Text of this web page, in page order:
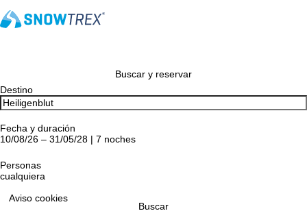
Aviso cookies
Buscar y reservar
Destino
Fecha y duración
10/08/26 – 31/05/28 | 7 noches
Personas
cualquiera
Buscar